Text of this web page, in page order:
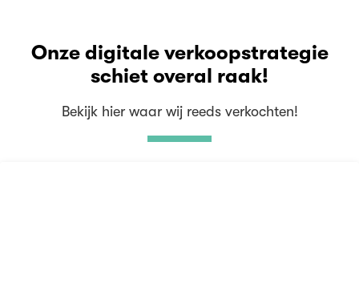
Onze digitale verkoopstrategie
schiet overal raak!
Bekijk hier waar wij reeds verkochten!